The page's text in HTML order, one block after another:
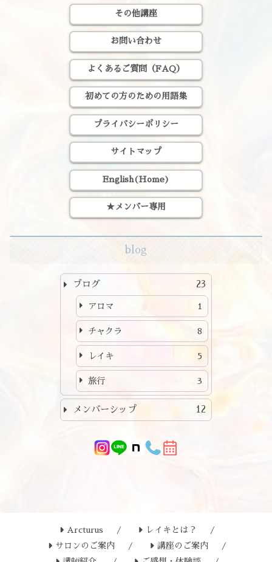
その他講座
お問い合わせ
よくあるご質問（FAQ）
初めての方のための用語集
プライバシーポリシー
サイトマップ
English(Home)
★メンバー専用
blog
ブログ 23
アロマ 1
チャクラ 8
レイキ 5
旅行 3
メンバーシップ 12
Arcturus
レイキとは？
サロンのご案内
講座のご案内